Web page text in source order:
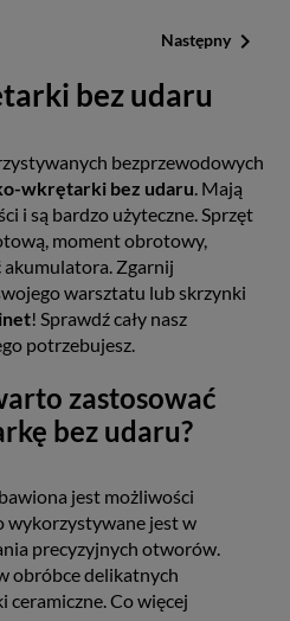
Następny 
bez udaru
bezprzewodowych
wkrętarki bez udaru. Mają
i są bardzo użyteczne. Sprzęt
moment obrotowy,
akumulatora. Zgarnij
warsztatu lub skrzynki
! Sprawdź cały nasz
potrzebujesz.
zastosować
bez udaru?
jest możliwości
wykorzystywane jest w
precyzyjnych otworów.
obróbce delikatnych
ceramiczne. Co więcej